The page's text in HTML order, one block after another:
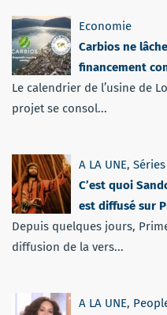
Economie
Carbios ne
financement
Le calendrier de l’usine de
projet se consol...
A LA UNE, Séries
C’est quoi
est diffusé sur
Depuis quelques jours,
diffusion de la vers...
A LA UNE,